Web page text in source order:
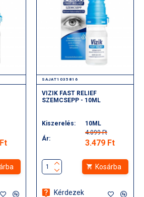
SAJAT1035816
VIZIK FAST RELIEF
SZEMCSEPP - 10ML
Kiszerelés: 10ML
Ár:
4.099 Ft
3.479 Ft
Kosárba
Kérdezek